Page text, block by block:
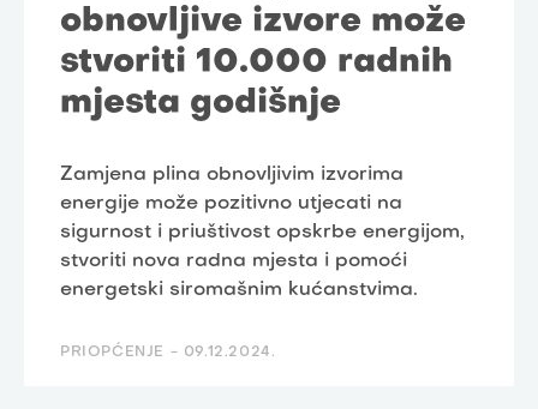
obnovljive izvore može
stvoriti 10.000 radnih
mjesta godišnje
Zamjena plina obnovljivim izvorima
energije može pozitivno utjecati na
sigurnost i priuštivost opskrbe energijom,
stvoriti nova radna mjesta i pomoći
energetski siromašnim kućanstvima.
PRIOPĆENJE - 09.12.2024.